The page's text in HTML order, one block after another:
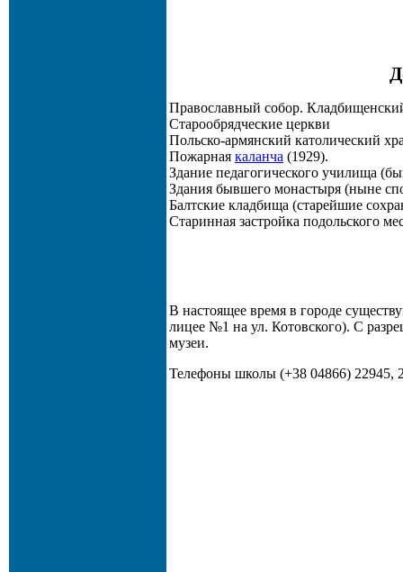
Православный собор.
Старообрядческие церкви
Польско-армянский католический
Пожарная каланча (1929).
Здание педагогического училища
Здания бывшего монастыря (ныне
Балтские кладбища (старейшие
Старинная застройка подольского
В настоящее время в городе
лицее №1 на ул. Котовского). С
музеи.
Телефоны школы (+38 04866) 22945,